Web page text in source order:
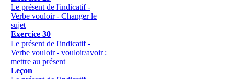
Le présent de l'indicatif -
Verbe vouloir - Changer le
sujet
Exercice 30
Le présent de l'indicatif -
Verbe vouloir - vouloir/avoir :
mettre au présent
Leçon